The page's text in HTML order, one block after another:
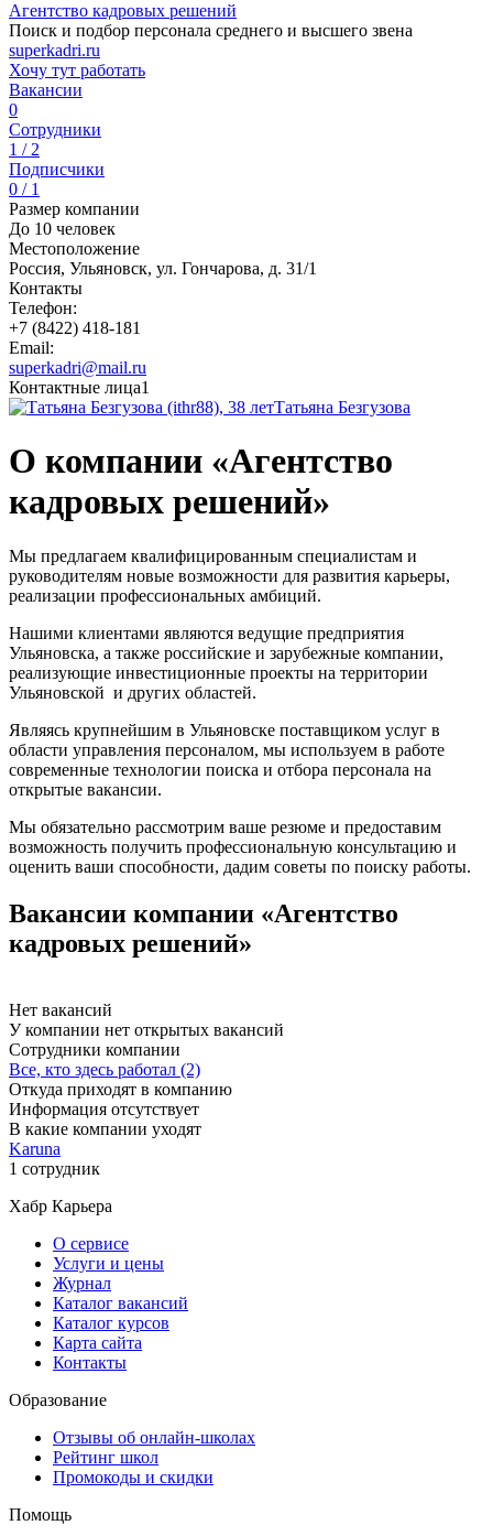
Агентство кадровых решений
Поиск и подбор персонала среднего и высшего звена
superkadri.ru
Хочу тут работать
Вакансии
0
Сотрудники
1 / 2
Подписчики
0 / 1
Размер компании
До 10 человек
Местоположение
Россия, Ульяновск, ул. Гончарова, д. 31/1
Контакты
Телефон:
+7 (8422) 418-181
Email:
superkadri@mail.ru
Контактные лица1
Татьяна Безгузова
О компании «Агентство
кадровых решений»
Мы предлагаем квалифицированным специалистам и
руководителям новые возможности для развития карьеры,
реализации профессиональных амбиций.
Нашими клиентами являются ведущие предприятия
Ульяновска, а также российские и зарубежные компании,
реализующие инвестиционные проекты на территории
Ульяновской и других областей.
Являясь крупнейшим в Ульяновске поставщиком услуг в
области управления персоналом, мы используем в работе
современные технологии поиска и отбора персонала на
открытые вакансии.
Мы обязательно рассмотрим ваше резюме и предоставим
возможность получить профессиональную консультацию и
оценить ваши способности, дадим советы по поиску работы.
Вакансии компании «Агентство
кадровых решений»
Нет вакансий
У компании нет открытых вакансий
Сотрудники компании
Все, кто здесь работал (2)
Откуда приходят в компанию
Информация отсутствует
В какие компании уходят
Karuna
1 сотрудник
Хабр Карьера
О сервисе
Услуги и цены
Журнал
Каталог вакансий
Каталог курсов
Карта сайта
Контакты
Образование
Отзывы об онлайн-школах
Рейтинг школ
Промокоды и скидки
Помощь